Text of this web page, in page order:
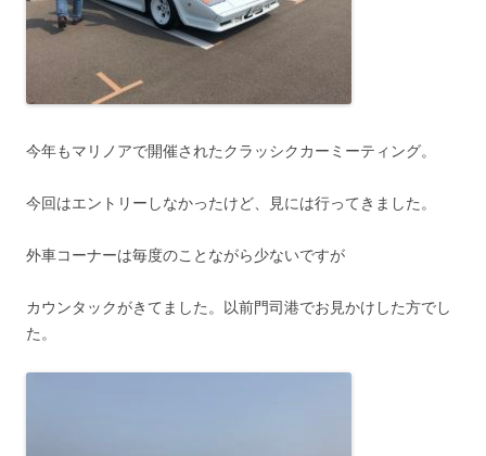
今年もマリノアで開催されたクラッシクカーミーティング。
今回はエントリーしなかったけど、見には行ってきました。
外車コーナーは毎度のことながら少ないですが
カウンタックがきてました。以前門司港でお見かけした方でし
た。